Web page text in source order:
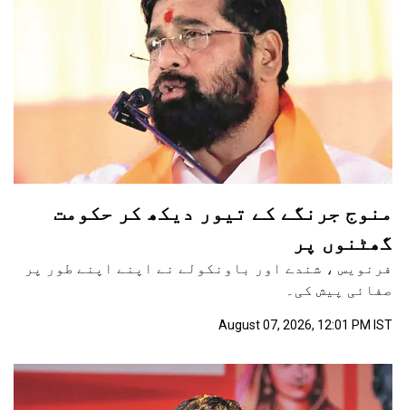
منوج جرنگے کے تیور دیکھ کر حکومت
گھٹنوں پر
فرنویس ، شندے اور باونکولے نے اپنے اپنے طور پر
صفائی پیش کی۔
August 07, 2026, 12:01 PM IST